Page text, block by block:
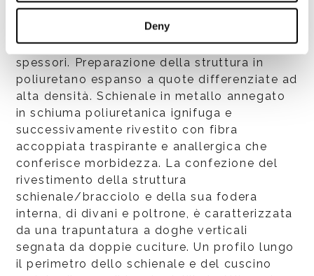
Deny
Sedile in legno multistrato di differenti
spessori. Preparazione della struttura in
poliuretano espanso a quote differenziate ad
alta densità. Schienale in metallo annegato
in schiuma poliuretanica ignifuga e
successivamente rivestito con fibra
accoppiata traspirante e anallergica che
conferisce morbidezza. La confezione del
rivestimento della struttura
schienale/bracciolo e della sua fodera
interna, di divani e poltrone, è caratterizzata
da una trapuntatura a doghe verticali
segnata da doppie cuciture. Un profilo lungo
il perimetro dello schienale e del cuscino